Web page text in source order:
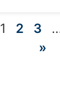
1 2 3
»